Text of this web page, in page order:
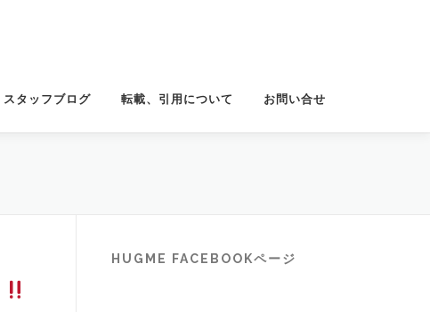
スタッフブログ 転載、引用について お問い合せ
HUGME FACEBOOKページ